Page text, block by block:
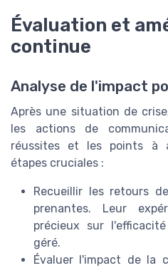
Évaluation et
continue
Analyse de l'impact
Après une situation de
les actions de
réussites et les points à
étapes cruciales :
Recueillir les retours
prenantes. Leur
précieux sur
géré.
Évaluer l'impact de la